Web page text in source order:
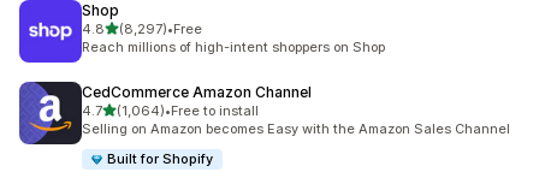
Shop
4.8เต็ม 5 ดาว
(8,297)
ทั้งหมด 8297 รีวิว
•Free
Reach millions of high-intent shoppers on Shop
CedCommerce Amazon Channel
4.7เต็ม 5 ดาว
(1,064)
ทั้งหมด 1064 รีวิว
•Free to install
Selling on Amazon becomes Easy with the Amazon Sales Channel
Built for Shopify